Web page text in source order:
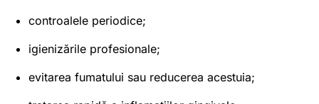
controalele periodice;
igienizările profesionale;
evitarea fumatului sau reducerea acestuia;